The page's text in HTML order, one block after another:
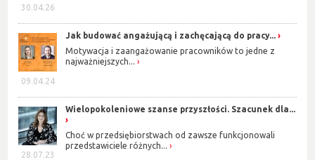
30.04.26
09.04.24
Jak budować angażującą i zachęcającą do pracy...
Motywacja i zaangażowanie pracowników to jedne z
najważniejszych...
28.07.23
Wielopokoleniowe szanse przyszłości. Szacunek dla...
Choć w przedsiębiorstwach od zawsze funkcjonowali
przedstawiciele różnych...